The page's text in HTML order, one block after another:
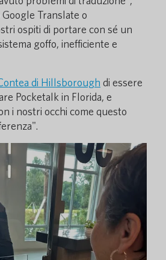
Google Translate o
ospiti di portare con sé un
goffo, inefficiente e
di Hillsborough di essere
Pocketalk in Florida, e
i nostri occhi come questo